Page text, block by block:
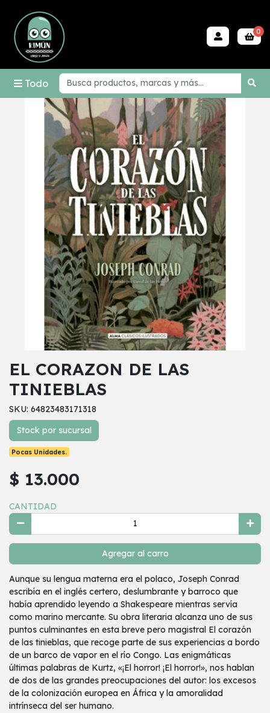
Todo
0
EL CORAZON DE LAS
TINIEBLAS
SKU: 64823483171318
Stock por sucursal
Pocas Unidades.
$ 13.000
CANTIDAD
Agregar al carro
Aunque su lengua materna era el polaco, Joseph Conrad
escribía en el inglés certero, deslumbrante y barroco que
había aprendido leyendo a Shakespeare mientras servía
como marino mercante. Su obra literaria alcanza uno de sus
puntos culminantes en esta breve pero magistral El corazón
de las tinieblas, que recoge parte de sus experiencias a bordo
de un barco de vapor en el río Congo. Las enigmáticas
últimas palabras de Kurtz, «¡El horror! ¡El horror!», nos hablan
de dos de las grandes preocupaciones del autor: los excesos
de la colonización europea en África y la amoralidad
intrínseca del ser humano.